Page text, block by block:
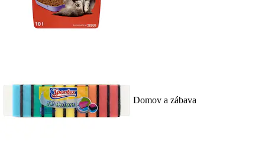
Domov a zábava